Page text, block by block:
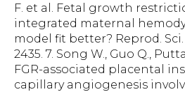
F. et al. Fetal growth
integrated maternal
model fit better? Reprod. Sci.
2435. 7. Song W., Guo Q.,
FGR-associated placental
capillary angiogenesis